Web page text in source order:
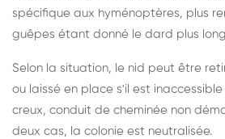
spécifique aux hyménoptères, plus
guêpes étant donné le dard plus
Selon la situation, le nid peut être
ou laissé en place s'il est
creux, conduit de cheminée non
deux cas, la colonie est neutralisée.